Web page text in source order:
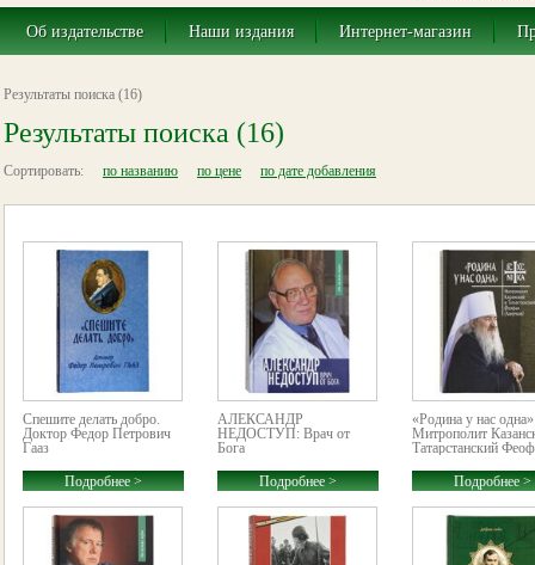
Об издательстве Наши издания Интернет-магазин
Результаты поиска (16)
Результаты поиска (16)
Сортировать: по названию по цене по дате добавления
Спешите делать добро.
Доктор Федор Петрович
Гааз
Подробнее >
АЛЕКСАНДР
НЕДОСТУП: Врач от
Бога
Подробнее >
«Родина у нас
Митрополит
Татарстанский
Подробнее >